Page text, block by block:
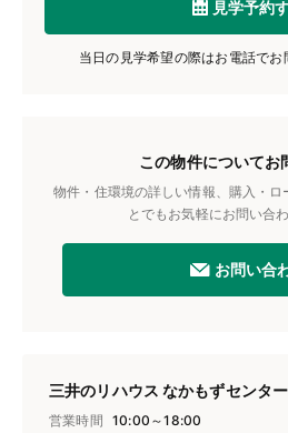
見学予約
当日の見学希望の際はお電話でお
この物件についてお
物件・住環境の詳しい情報、購入・ロ
とでもお気軽にお問い合
お問い合
三井のリハウス なかもずセンター
営業時間 10:00～18:00